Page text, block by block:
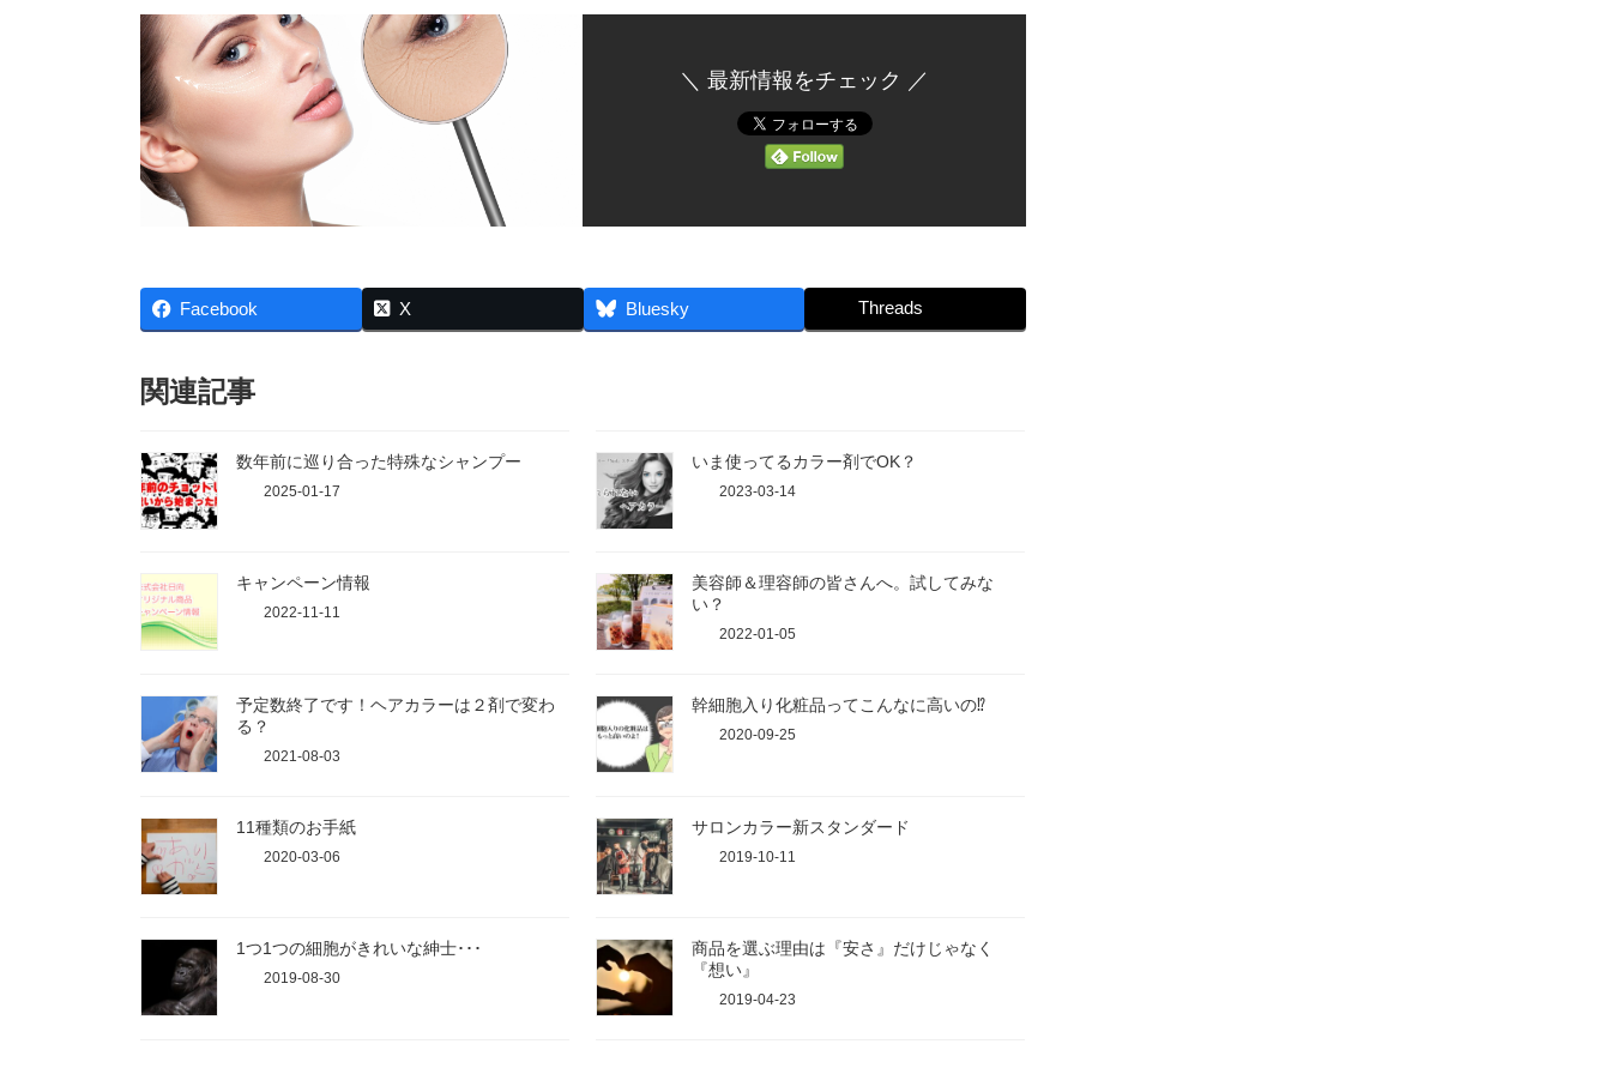
＼ 最新情報をチェック ／
Facebook X Bluesky Threads
関連記事
数年前に巡り合った特殊なシャンプー
2025-01-17
いま使ってるカラー剤でOK？
2023-03-14
キャンペーン情報
2022-11-11
美容師＆理容師の皆さんへ。試してみな
い？
2022-01-05
予定数終了です！ヘアカラーは２剤で変わ
る？
2021-08-03
幹細胞入り化粧品ってこんなに高いの⁉
2020-09-25
11種類のお手紙
2020-03-06
サロンカラー新スタンダード
2019-10-11
1つ1つの細胞がきれいな紳士･･･
2019-08-30
商品を選ぶ理由は『安さ』だけじゃなく
『想い』
2019-04-23